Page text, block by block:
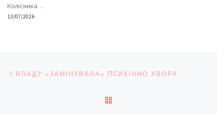
Колісника…
13/07/2026
Навігація записів
ВЛАДУ «ЗАМІНУВАЛА» ПСИХІЧНО ХВОРА